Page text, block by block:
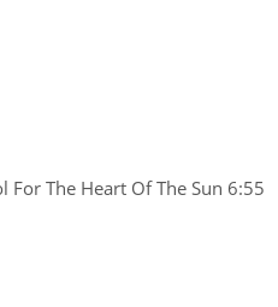
For The Heart Of The Sun 6:55